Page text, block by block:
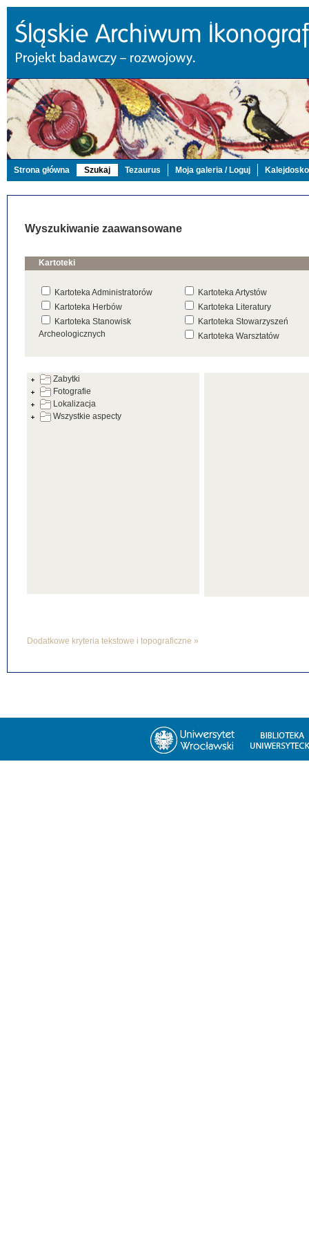
Strona główna Szukaj Tezaurus Moja galeria / Loguj
Wyszukiwanie zaawansowane
Kartoteki
Kartoteka Administratorów
Kartoteka Artystów
Kartoteka Herbów
Kartoteka Literatury
Kartoteka Stanowisk
Archeologicznych
Kartoteka Stowarzyszeń
Kartoteka Warsztatów
Zabytki
Fotografie
Lokalizacja
Wszystkie aspecty
Dodatkowe kryteria tekstowe i topograficzne »